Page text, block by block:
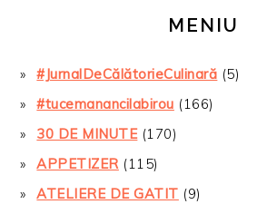
MENIU
#JurnalDeCălătorieCulinară (5)
#tucemanancilabirou (166)
30 DE MINUTE(170)
APPETIZER(115)
ATELIERE DE GATIT (9)